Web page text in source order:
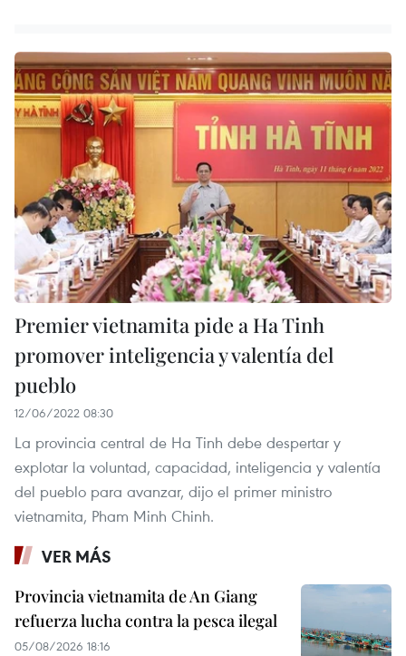
Premier vietnamita pide a Ha Tinh
promover inteligencia y valentía del
pueblo
12/06/2022 08:30
La provincia central de Ha Tinh debe despertar y
explotar la voluntad, capacidad, inteligencia y valentía
del pueblo para avanzar, dijo el primer ministro
vietnamita, Pham Minh Chinh.
VER MÁS
Provincia vietnamita de An Giang
refuerza lucha contra la pesca ilegal
05/08/2026 18:16